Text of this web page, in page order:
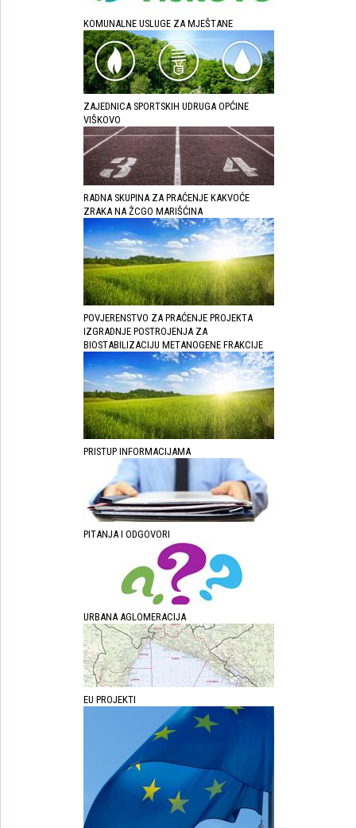
KOMUNALNE USLUGE ZA MJEŠTANE
ZAJEDNICA SPORTSKIH UDRUGA OPĆINE
VIŠKOVO
RADNA SKUPINA ZA PRAĆENJE KAKVOĆE
ZRAKA NA ŽCGO MARIŠĆINA
POVJERENSTVO ZA PRAĆENJE PROJEKTA
IZGRADNJE POSTROJENJA ZA
BIOSTABILIZACIJU METANOGENE FRAKCIJE
PRISTUP INFORMACIJAMA
PITANJA I ODGOVORI
URBANA AGLOMERACIJA
EU PROJEKTI